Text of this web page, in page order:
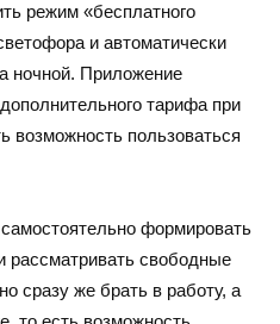
режим «бесплатного
и автоматически
ночной. Приложение
тарифа при
возможность пользоваться
формировать
рассматривать свободные
сразу же брать в работу, а